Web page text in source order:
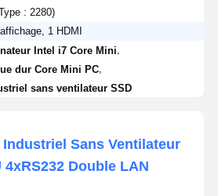
: 2280)
1 HDMI
Intel i7 Core Mini
dur Core Mini PC
sans ventilateur SSD
Industriel Sans Ventilateur
4xRS232 Double LAN